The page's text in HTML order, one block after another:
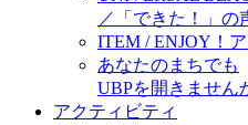
／「できた！」の
ITEM / ENJOY！
あなたのまちでも
UBPを開きません
アクティビティ